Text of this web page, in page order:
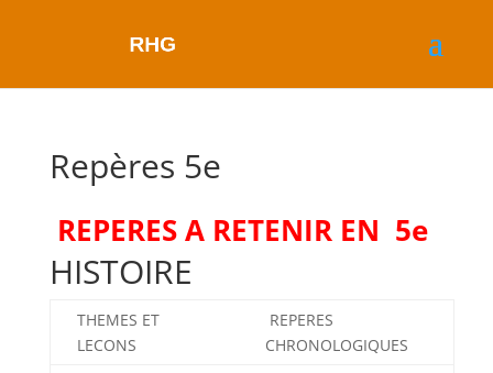
Repères 5e
REPERES A RETENIR EN 5e
HISTOIRE
THEMES ET
LECONS
REPERES
CHRONOLOGIQUES